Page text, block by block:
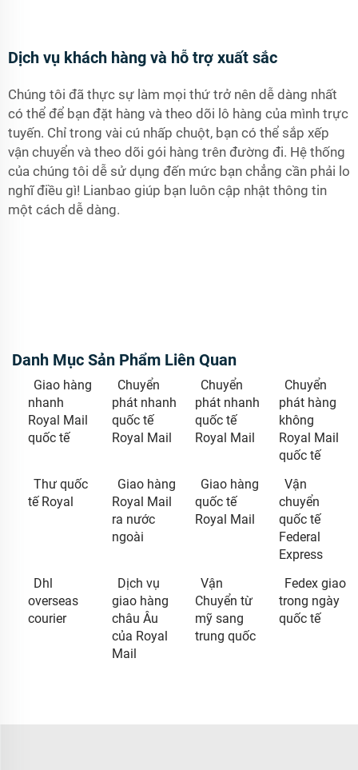
Dịch vụ khách hàng và hỗ trợ xuất sắc
Chúng tôi đã thực sự làm mọi thứ trở nên dễ dàng nhất
có thể để bạn đặt hàng và theo dõi lô hàng của mình trực
tuyến. Chỉ trong vài cú nhấp chuột, bạn có thể sắp xếp
vận chuyển và theo dõi gói hàng trên đường đi. Hệ thống
của chúng tôi dễ sử dụng đến mức bạn chẳng cần phải lo
nghĩ điều gì! Lianbao giúp bạn luôn cập nhật thông tin
một cách dễ dàng.
Danh Mục Sản Phẩm Liên Quan
Giao hàng
nhanh
Royal Mail
quốc tế
Chuyển
phát nhanh
quốc tế
Royal Mail
Chuyển
phát nhanh
quốc tế
Royal Mail
Chuyển
phát hàng
không
Royal Mail
quốc tế
Thư quốc
tế Royal
Giao hàng
Royal Mail
ra nước
ngoài
Giao hàng
quốc tế
Royal Mail
Vận
chuyển
quốc tế
Federal
Express
Dhl
overseas
courier
Dịch vụ
giao hàng
châu Âu
của Royal
Mail
Vận
Chuyển từ
mỹ sang
trung quốc
Fedex giao
trong ngày
quốc tế